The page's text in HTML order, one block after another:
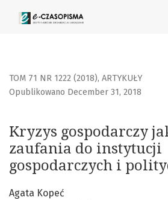
Kryzys gospodarczy jako kryzys
TOM 71 NR 1222 (2018), ARTYKUŁY
Kryzys gospodarczy
zaufania do instytucji
gospodarczych i
Opublikowano December 31, 2018
Agata Kopeć